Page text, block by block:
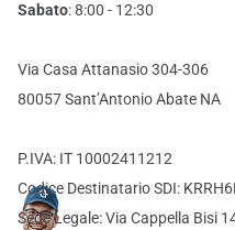
Sabato: 8:00 - 12:30
Via Casa Attanasio 304-306
80057 Sant’Antonio Abate NA
P.IVA: IT 10002411212
Codice Destinatario SDI:
Sede Legale: Via Cappella Bisi